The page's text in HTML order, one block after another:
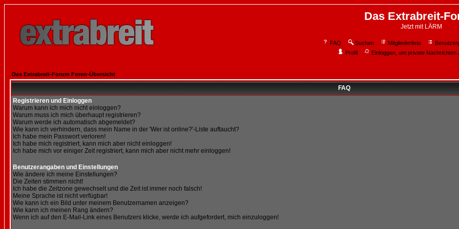
Das Extrabreit-
Jetzt mit LÄRM
FAQ Suchen Mitgliederliste
Profil
Einloggen, um private Nachrichten
Das Extrabreit-Forum Foren-Übersicht
FAQ
Registrieren und Einloggen
Warum kann ich mich nicht einloggen?
Warum muss ich mich überhaupt registrieren?
Warum werde ich automatisch abgemeldet?
Wie kann ich verhindern, dass mein Name in der 'Wer ist online?'-Liste auftaucht?
Ich habe mein Passwort verloren!
Ich habe mich registriert, kann mich aber nicht einloggen!
Ich habe mich vor einiger Zeit registriert, kann mich aber nicht mehr einloggen!
Benutzerangaben und Einstellungen
Wie ändere ich meine Einstellungen?
Die Zeiten stimmen nicht!
Ich habe die Zeitzone gewechselt und die Zeit ist immer noch falsch!
Meine Sprache ist nicht verfügbar!
Wie kann ich ein Bild unter meinem Benutzernamen anzeigen?
Wie kann ich meinen Rang ändern?
Wenn ich auf den E-Mail-Link eines Benutzers klicke, werde ich aufgefordert, mich einzuloggen!